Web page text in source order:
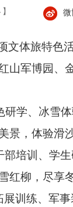
】 微
文体旅特色
山军博园、
研学、 冰雪
景， 体验滑
部培训、 学生
红柳， 尽享
展训练、军